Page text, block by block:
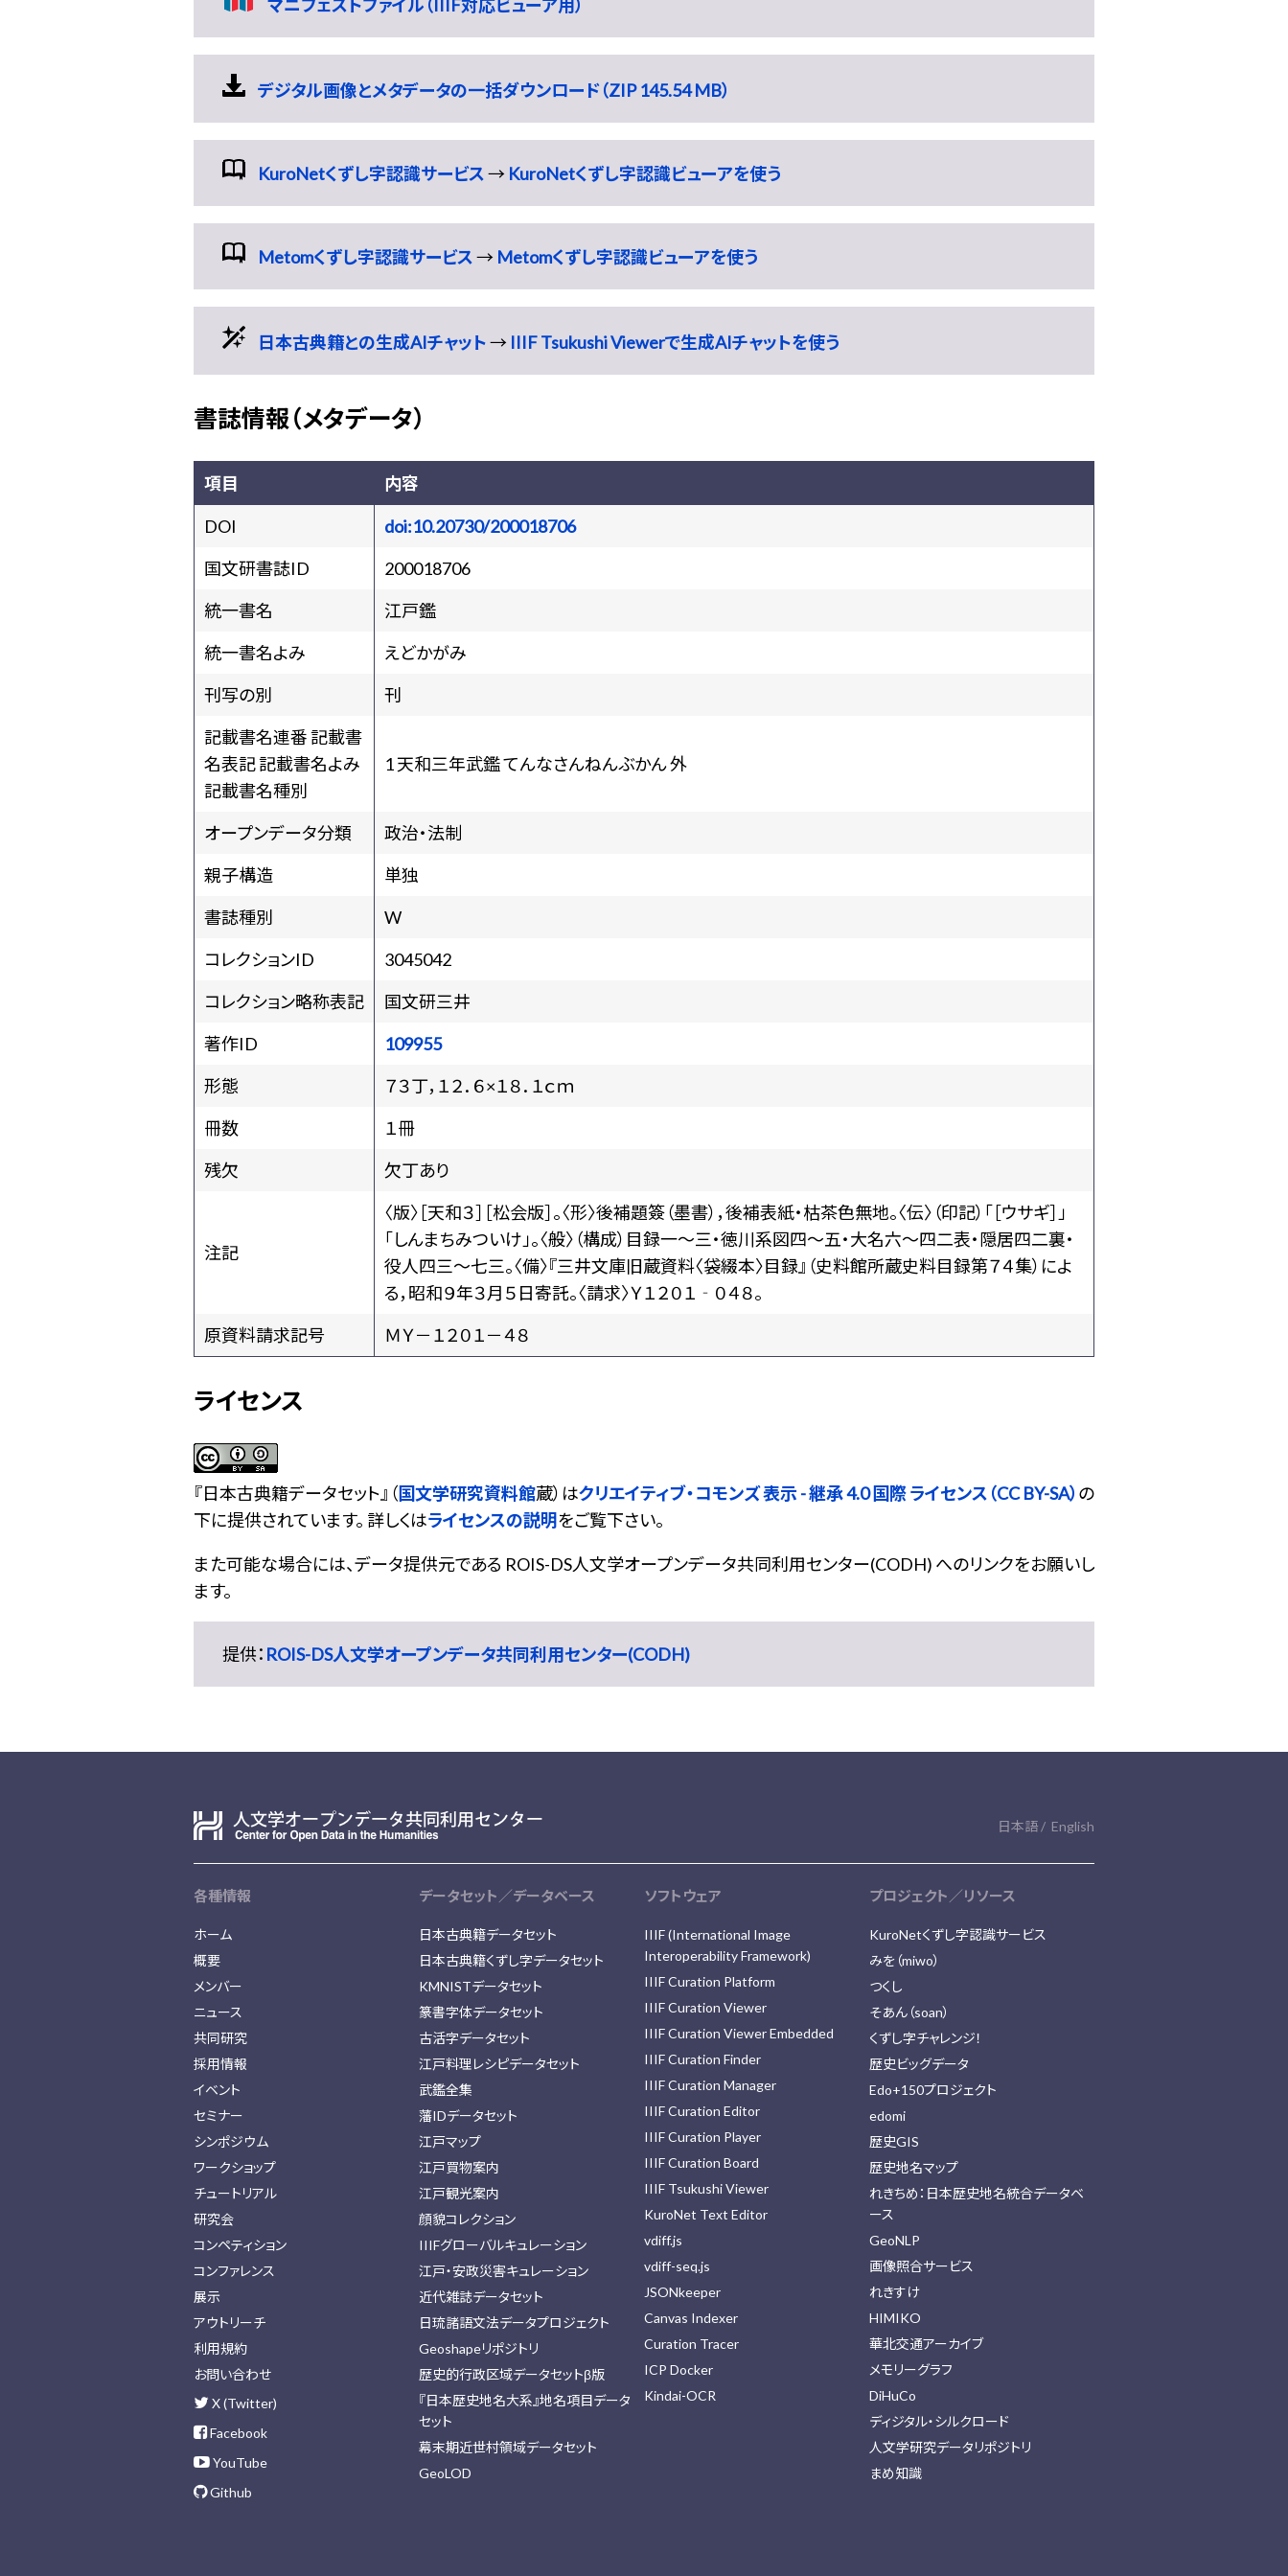
マニフェストファイル（IIIF対応ビューア用）
デジタル画像とメタデータの一括ダウンロード（ZIP 145.54 MB）
KuroNetくずし字認識サービス→ KuroNetくずし字認識ビューアを使う
Metomくずし字認識サービス→ Metomくずし字認識ビューアを使う
日本古典籍との生成AIチャット→ IIIF Tsukushi Viewerで生成AIチャットを使う
書誌情報（メタデータ）
項目 内容
DOI
doi:10.20730/200018706
国文研書誌ID
200018706
統一書名
江戸鑑
統一書名よみ
えどかがみ
刊写の別
刊
記載書名連番 記載書
名表記 記載書名よみ
記載書名種別
1 天和三年武鑑 てんなさんねんぶかん 外
オープンデータ分類
政治・法制
親子構造
単独
書誌種別
W
コレクションID
3045042
コレクション略称表記
国文研三井
著作ID
109955
形態
７３丁，１２．６×１８．１ｃｍ
冊数
１冊
残欠
欠丁あり
注記
〈版〉［天和３］［松会版］。〈形〉後補題簽（墨書），後補表紙・枯茶色無地。〈伝〉（印記）「［ウサギ］」
「しんまちみついけ」。〈般〉（構成）目録一～三・徳川系図四～五・大名六～四二表・隠居四二裏・
役人四三～七三。〈備〉『三井文庫旧蔵資料〈袋綴本〉目録』（史料館所蔵史料目録第７４集）によ
る，昭和９年３月５日寄託。〈請求〉Ｙ１２０１‐０４８。
原資料請求記号
ＭＹ－１２０１－４８
ライセンス
『日本古典籍データセット』（国文学研究資料館蔵）はクリエイティブ・コモンズ 表示 - 継承 4.0 国際 ライセンス（CC BY-SA） の
下に提供されています。 詳しくはライセンスの説明をご覧下さい。
また可能な場合には、データ提供元である ROIS-DS人文学オープンデータ共同利用センター(CODH) へのリンクをお願いし
ます。
提供： ROIS-DS人文学オープンデータ共同利用センター(CODH)
日本語 English
各種情報
ホーム
概要
メンバー
ニュース
共同研究
採用情報
イベント
セミナー
シンポジウム
ワークショップ
チュートリアル
研究会
コンペティション
コンファレンス
展示
アウトリーチ
利用規約
お問い合わせ
X (Twitter)
Facebook
YouTube
Github
データセット／データベース
日本古典籍データセット
日本古典籍くずし字データセット
KMNISTデータセット
篆書字体データセット
古活字データセット
江戸料理レシピデータセット
武鑑全集
藩IDデータセット
江戸マップ
江戸買物案内
江戸観光案内
顔貌コレクション
IIIFグローバルキュレーション
江戸・安政災害キュレーション
近代雑誌データセット
日琉諸語文法データプロジェクト
Geoshapeリポジトリ
歴史的行政区域データセットβ版
『日本歴史地名大系』地名項目データ
セット
幕末期近世村領域データセット
GeoLOD
ソフトウェア
IIIF (International Image
Interoperability Framework)
IIIF Curation Platform
IIIF Curation Viewer
IIIF Curation Viewer Embedded
IIIF Curation Finder
IIIF Curation Manager
IIIF Curation Editor
IIIF Curation Player
IIIF Curation Board
IIIF Tsukushi Viewer
KuroNet Text Editor
vdiff.js
vdiff-seq.js
JSONkeeper
Canvas Indexer
Curation Tracer
ICP Docker
Kindai-OCR
プロジェクト／リソース
KuroNetくずし字認識サービス
みを（miwo）
つくし
そあん（soan）
くずし字チャレンジ！
歴史ビッグデータ
Edo+150プロジェクト
edomi
歴史GIS
歴史地名マップ
れきちめ：日本歴史地名統合データベ
ース
GeoNLP
画像照合サービス
れきすけ
HIMIKO
華北交通アーカイブ
メモリーグラフ
DiHuCo
ディジタル・シルクロード
人文学研究データリポジトリ
まめ知識